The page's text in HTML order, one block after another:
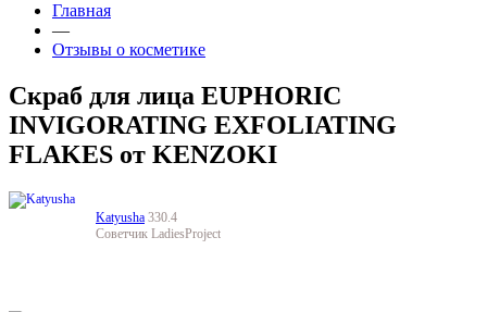
Главная
—
Отзывы о косметике
Скраб для лица EUPHORIC
INVIGORATING EXFOLIATING
FLAKES от KENZOKI
Katyusha 330.4
Советчик LadiesProject